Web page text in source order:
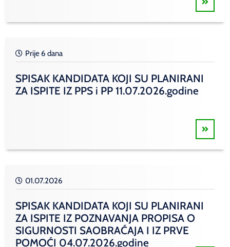
Prije 6 dana
SPISAK KANDIDATA KOJI SU PLANIRANI
ZA ISPITE IZ PPS i PP 11.07.2026.godine
01.07.2026
SPISAK KANDIDATA KOJI SU PLANIRANI
ZA ISPITE IZ POZNAVANJA PROPISA O
SIGURNOSTI SAOBRAĆAJA I IZ PRVE
POMOĆI 04.07.2026.godine